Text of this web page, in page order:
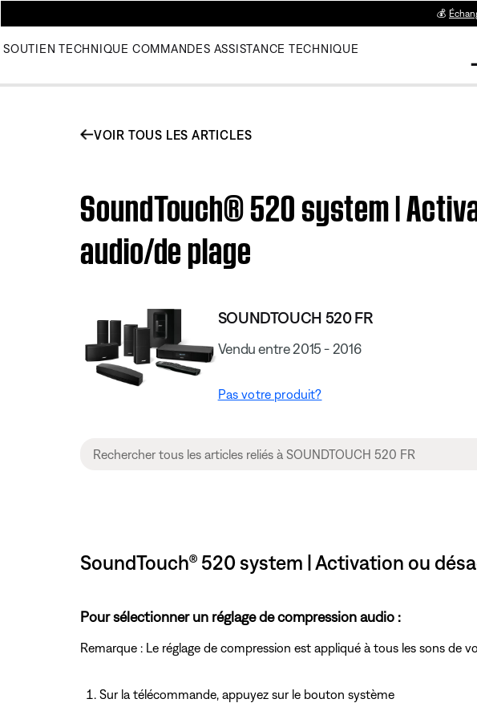
💰
SOUTIEN TECHNIQUE COMMANDES ASSISTANCE TECHNIQUE
VOIR TOUS LES ARTICLES
SoundTouch® 520 system |
audio/de plage
SOUNDTOUCH 520 FR
Vendu entre 2015 - 2016
Pas votre produit?
SoundTouch® 520 system | Activation ou
Pour sélectionner un réglage de compression audio :
Remarque : Le réglage de compression est appliqué à tous les sons de
Sur la télécommande, appuyez sur le bouton système